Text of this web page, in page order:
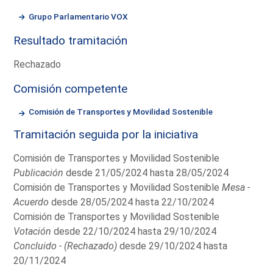
Grupo Parlamentario VOX
Resultado tramitación
Rechazado
Comisión competente
Comisión de Transportes y Movilidad Sostenible
Tramitación seguida por la iniciativa
Comisión de Transportes y Movilidad Sostenible
Publicación desde 21/05/2024 hasta 28/05/2024
Comisión de Transportes y Movilidad SostenibleMesa -
Acuerdo desde 28/05/2024 hasta 22/10/2024
Comisión de Transportes y Movilidad Sostenible
Votación desde 22/10/2024 hasta 29/10/2024
Concluido - (Rechazado) desde 29/10/2024 hasta
20/11/2024